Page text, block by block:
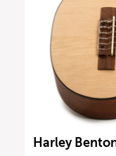
Harley